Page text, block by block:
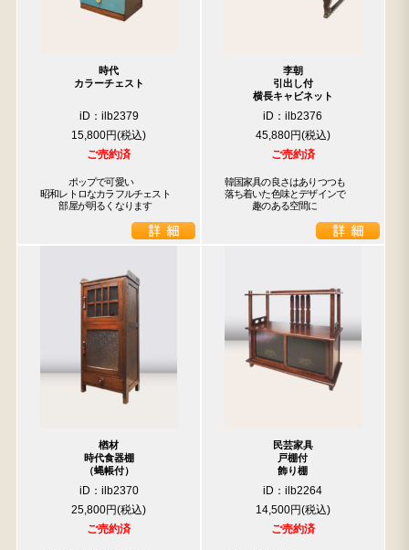
時代
カラーチェスト
iD：ilb2379
15,800円
ご売約済
ポップで可愛い
昭和レトロなカラフルチェスト
部屋が明るくなります
李朝
引出し付
横長キャビネット
iD：ilb2376
45,880円
ご売約済
韓国家具の良さはありつつも
落ち着いた色味とデザインで
趣のある空間に
楢材
時代食器棚
（蝿帳付）
iD：ilb2370
25,800円
ご売約済
民芸家具
戸棚付
飾り棚
iD：ilb2264
14,500円
ご売約済